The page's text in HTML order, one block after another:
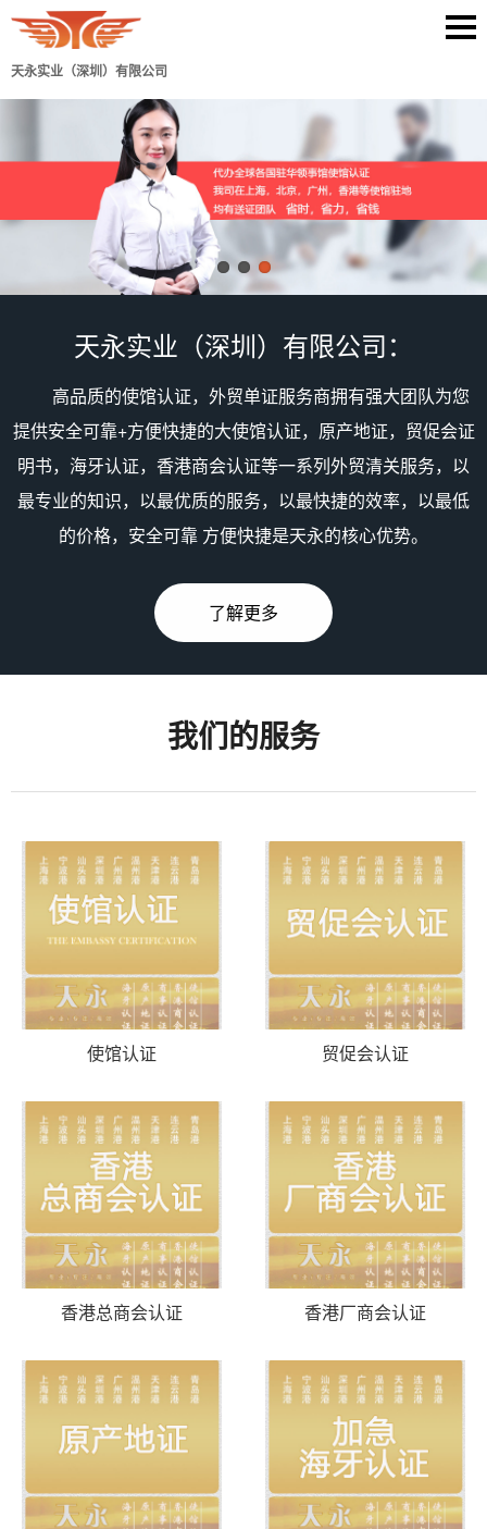
天永实业（深圳）有限公司
天永实业（深圳）有限公司：
高品质的使馆认证，外贸单证服务商拥有强大团队为您
提供安全可靠+方便快捷的大使馆认证，原产地证，贸促会证
明书，海牙认证，香港商会认证等一系列外贸清关服务，以
最专业的知识，以最优质的服务，以最快捷的效率，以最低
的价格，安全可靠 方便快捷是天永的核心优势。
了解更多
我们的服务
使馆认证 贸促会认证
香港总商会认证 香港厂商会认证